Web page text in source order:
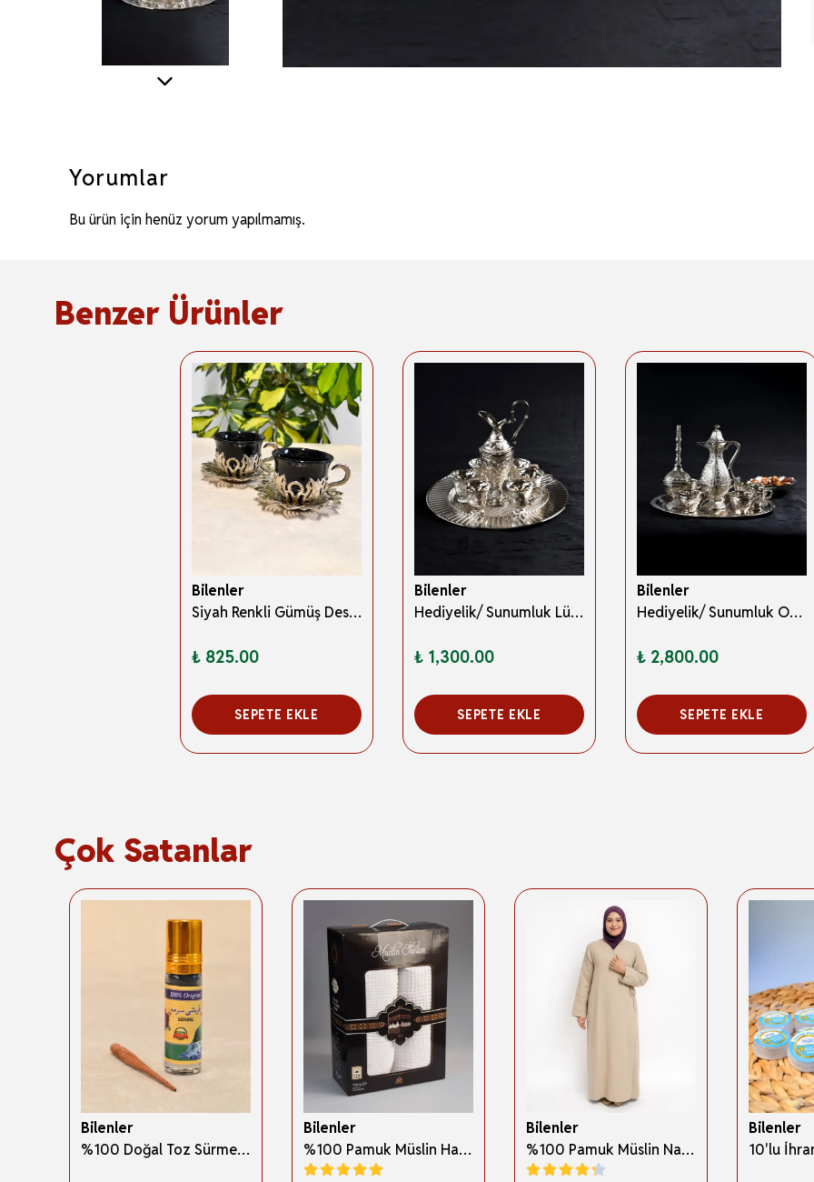
Yorumlar
Bu ürün için henüz yorum yapılmamış.
Benzer Ürünler
Bilenler
Siyah Renkli Gümüş Desenli 2 Kişilik Zemzem Takımı/ Kahve Fincan Takımı
₺ 825.00
SEPETE EKLE
Bilenler
Hediyelik/ Sunumluk Lüks Gümüş Renkli Kaf Zemzem Takımı – 8 Parça
₺ 1,300.00
SEPETE EKLE
Bilenler
Hediyelik/ Sunumluk Osmanlı Motifli Gümüş Zemzem Takımı – 10 Parça Şık İkram Seti
₺ 2,800.00
SEPETE EKLE
Çok Satanlar
Bilenler
%100 Doğal Toz Sürme + Ahşap Sürme Çubuğu | Geleneksel ve Orijinal Göz Sürmesi
Bilenler
%100 Pamuk Müslin Hac İhramı – Hafif; Dikişsiz ve Antibakteriyel
Bilenler
%100 Pamuk Müslin Namaz Elbisesi Yandan Bağlamalı -Terletmeyen Rahat Kumaş, 36-48 Beden, İbadet Kıyafeti
Bilenler